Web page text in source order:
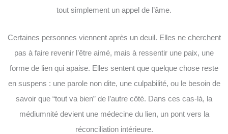
tout simplement un appel de l’âme.
Certaines personnes viennent après un deuil. Elles ne cherchent
pas à faire revenir l’être aimé, mais à ressentir une paix, une
forme de lien qui apaise. Elles sentent que quelque chose reste
en suspens : une parole non dite, une culpabilité, ou le besoin de
savoir que “tout va bien” de l’autre côté. Dans ces cas-là, la
médiumnité devient une médecine du lien, un pont vers la
réconciliation intérieure.